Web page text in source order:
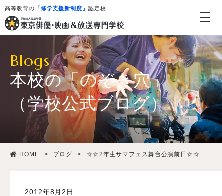
高等教育の 「修学支援新制度」 認定校
学校紹介・教育システム
学生生活
Blogs
本校の「のぞき穴」
（学校公式ブログ）
HOME > ブログ > ☆☆2年生サマフェス舞台公演前日☆☆
2012年8月2日